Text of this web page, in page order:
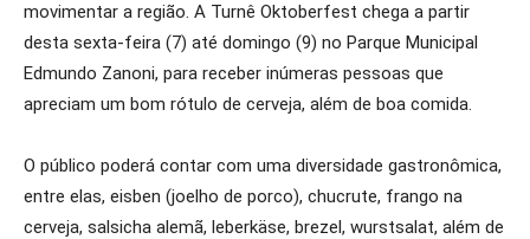
movimentar a região. A Turnê Oktoberfest chega a partir
desta sexta-feira (7) até domingo (9) no Parque Municipal
Edmundo Zanoni, para receber inúmeras pessoas que
apreciam um bom rótulo de cerveja, além de boa comida.
O público poderá contar com uma diversidade gastronômica,
entre elas, eisben (joelho de porco), chucrute, frango na
cerveja, salsicha alemã, leberkäse, brezel, wurstsalat, além de